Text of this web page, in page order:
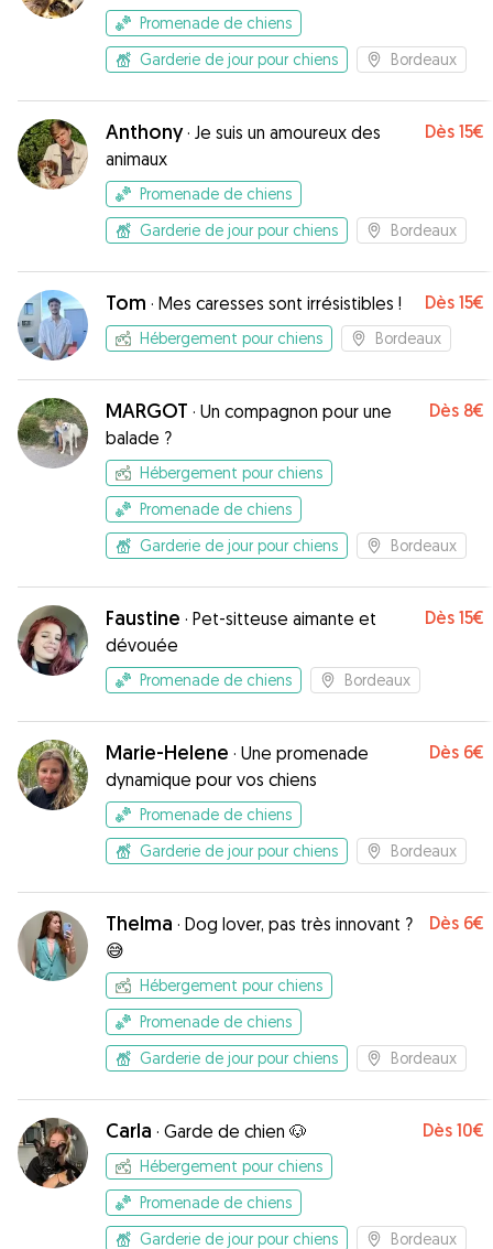
Promenade de chiens
Garderie de jour pour chiens
Bordeaux
Anthony· Je suis un amoureux des
animaux
Dès 15€
Promenade de chiens
Garderie de jour pour chiens
Bordeaux
Tom · Mes caresses sont irrésistibles ! Dès 15€
Hébergement pour chiens Bordeaux
MARGOT · Un compagnon pour une
balade ?
Dès 8€
Hébergement pour chiens
Promenade de chiens
Garderie de jour pour chiens
Bordeaux
Faustine · Pet-sitteuse aimante et
dévouée
Dès 15€
Promenade de chiens Bordeaux
Marie-Helene · Une promenade
dynamique pour vos chiens
Dès 6€
Promenade de chiens
Garderie de jour pour chiens
Bordeaux
Thelma · Dog lover, pas très innovant ?
😅
Dès 6€
Hébergement pour chiens
Promenade de chiens
Garderie de jour pour chiens
Bordeaux
Carla · Garde de chien 🐶 Dès 10€
Hébergement pour chiens
Promenade de chiens
Garderie de jour pour chiens
Bordeaux